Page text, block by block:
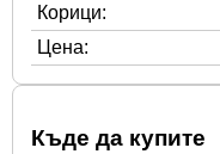
Корици:
Цена:
Къде да купите